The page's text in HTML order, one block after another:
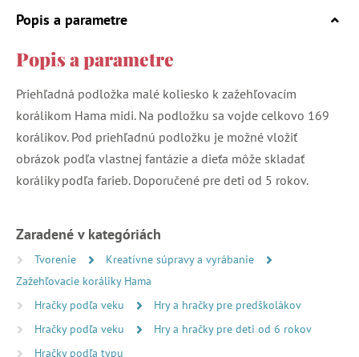
Popis a parametre
Popis a parametre
Priehľadná podložka malé koliesko k zažehľovacím
korálikom Hama midi. Na podložku sa vojde celkovo 169
korálikov. Pod priehľadnú podložku je možné vložiť
obrázok podľa vlastnej fantázie a dieťa môže skladať
koráliky podľa farieb. Doporučené pre deti od 5 rokov.
Zaradené v kategóriách
Tvorenie
Kreatívne súpravy a vyrábanie
Zažehľovacie koráliky Hama
Hračky podľa veku
Hry a hračky pre predškolákov
Hračky podľa veku
Hry a hračky pre deti od 6 rokov
Hračky podľa typu